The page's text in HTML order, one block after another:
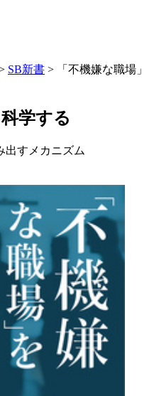
SB新書 > 「不機嫌な職場」
学する
出すメカニズム